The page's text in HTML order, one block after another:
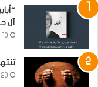
آل
10 ديسمبر، 2019
20 نوفمبر، 2018